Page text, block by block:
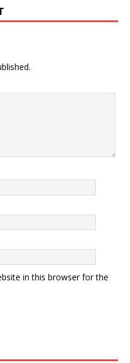
in this browser for the